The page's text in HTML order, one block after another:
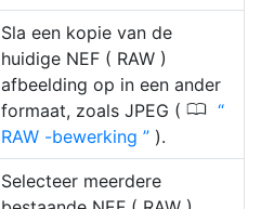
Sla een kopie van de
huidige NEF ( RAW )
afbeelding op in een ander
formaat, zoals JPEG ( 0
RAW -bewerking ).
Selecteer meerdere